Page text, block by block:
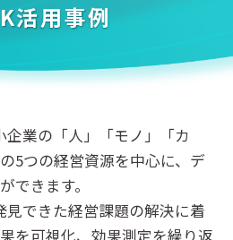
活用事例
企業の「人」「モノ」「カ
5つの経営資源を中心に、デ
できます。
見できた経営課題の解決に着
を可視化、効果測定を繰り返